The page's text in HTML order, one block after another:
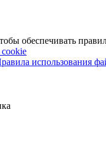
обеспечивать
использования